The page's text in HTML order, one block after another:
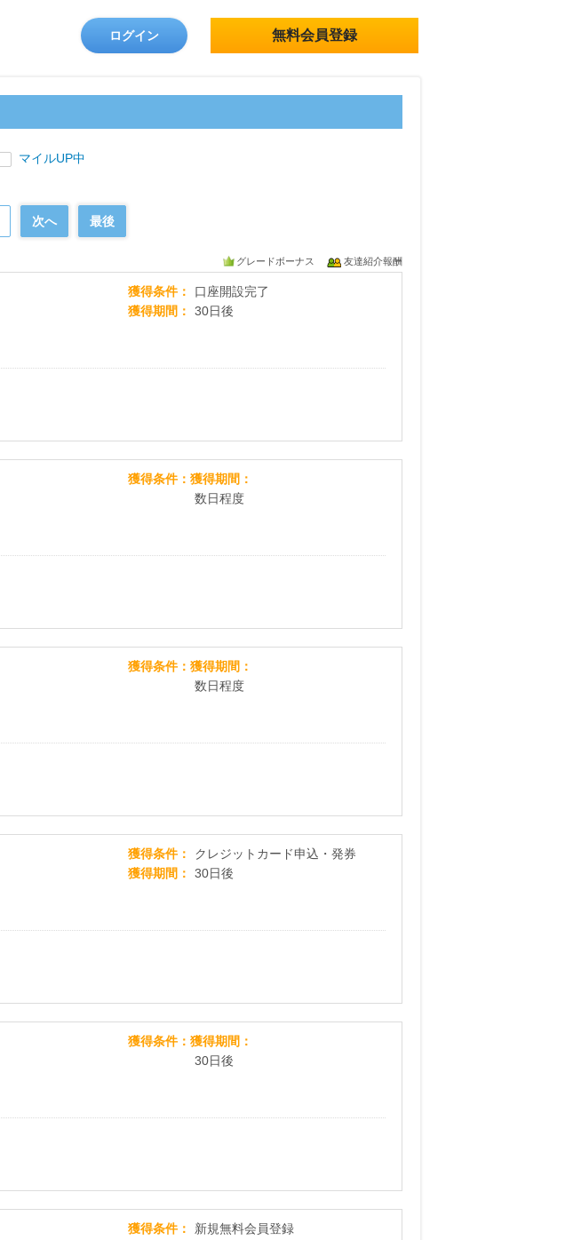
ログイン 無料会員登録
マイルUP中
次へ 最後
グレードボーナス 友達紹介報酬
獲得条件
口座開設完了
獲得期間
30日後
獲得条件
獲得期間
数日程度
獲得条件
獲得期間
数日程度
獲得条件
クレジットカード申込・発券
獲得期間
30日後
獲得条件
獲得期間
30日後
獲得条件
新規無料会員登録